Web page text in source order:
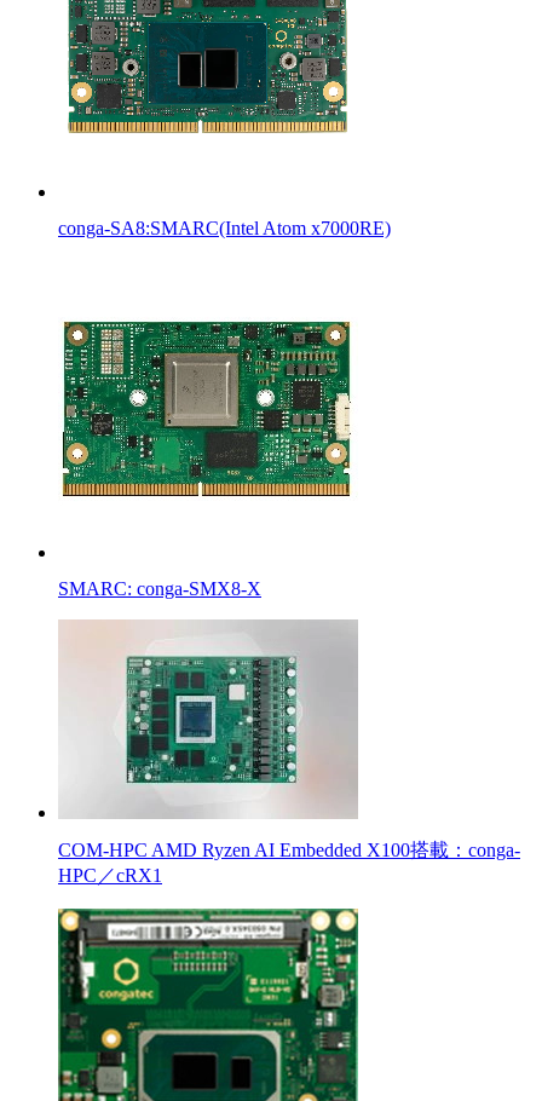
conga-SA8:SMARC(Intel Atom x7000RE)
SMARC: conga-SMX8-X
COM-HPC AMD Ryzen AI Embedded X100搭載：conga-
HPC／cRX1